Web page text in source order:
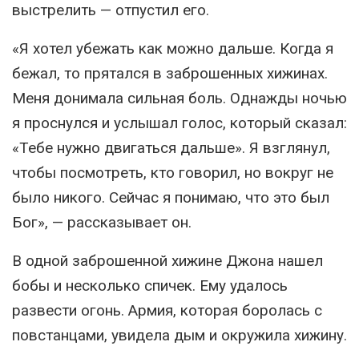
выстрелить — отпустил его.
«Я хотел убежать как можно дальше. Когда я
бежал, то прятался в заброшенных хижинах.
Меня донимала сильная боль. Однажды ночью
я проснулся и услышал голос, который сказал:
«Тебе нужно двигаться дальше». Я взглянул,
чтобы посмотреть, кто говорил, но вокруг не
было никого. Сейчас я понимаю, что это был
Бог», — рассказывает он.
В одной заброшенной хижине Джона нашел
бобы и несколько спичек. Ему удалось
развести огонь. Армия, которая боролась с
повстанцами, увидела дым и окружила хижину.